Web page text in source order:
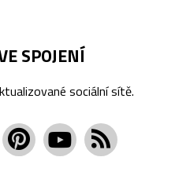
SPOJENÍ
sociální sítě.